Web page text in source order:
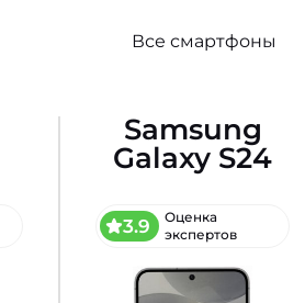
Все смартфоны
Samsung
Galaxy S24
3.9
Оценка
экспертов